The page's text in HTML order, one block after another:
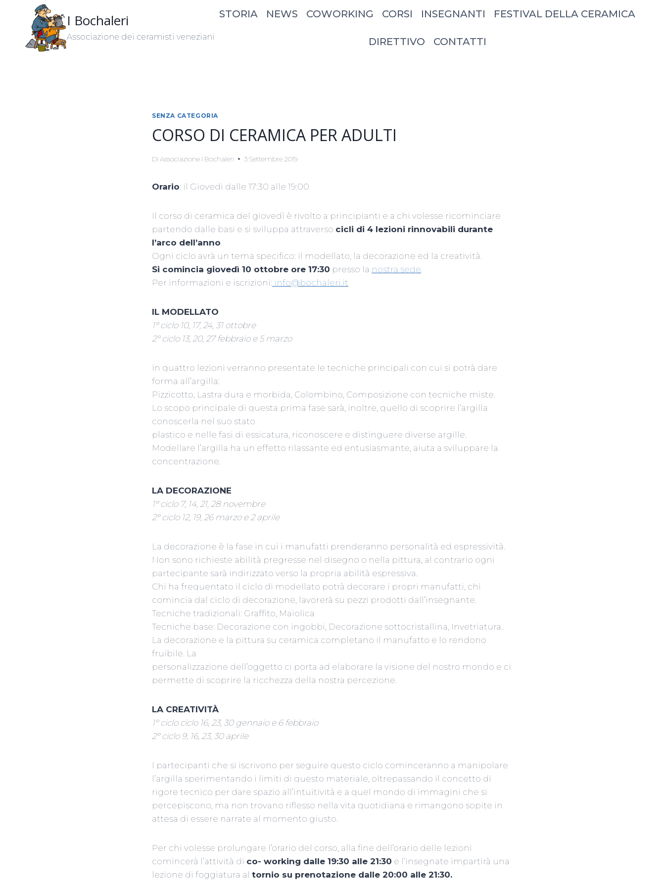
contenuto
I Bochaleri
Associazione dei ceramisti veneziani
STORIA NEWS COWORKING CORSI INSEGNANTI FESTIVAL DELLA CERAMICA
DIRETTIVO CONTATTI
SENZA CATEGORIA
CORSO DI CERAMICA PER ADULTI
Di Associazione I Bochaleri 3 Settembre 2019
Orario: il Giovedi dalle 17:30 alle 19:00
Il corso di ceramica del giovedì è rivolto a principianti e a chi volesse ricominciare
partendo dalle basi e si sviluppa attraverso cicli di 4 lezioni rinnovabili durante
l’arco dell’anno
Ogni ciclo avrà un tema specifico: il modellato, la decorazione ed la creatività.
Si comincia giovedì 10 ottobre ore 17:30 presso la nostra sede
Per informazioni e iscrizioni: info@bochaleri.it
IL MODELLATO
1° ciclo 10, 17, 24, 31 ottobre
2° ciclo 13, 20, 27 febbraio e 5 marzo
in quattro lezioni verranno presentate le tecniche principali con cui si potrà dare
forma all’argilla:
Pizzicotto, Lastra dura e morbida, Colombino, Composizione con tecniche miste.
Lo scopo principale di questa prima fase sarà, inoltre, quello di scoprire l’argilla
conoscerla nel suo stato
plastico e nelle fasi di essicatura, riconoscere e distinguere diverse argille.
Modellare l’argilla ha un effetto rilassante ed entusiasmante, aiuta a sviluppare la
concentrazione.
LA DECORAZIONE
1° ciclo 7, 14, 21, 28 novembre
2° ciclo 12, 19, 26 marzo e 2 aprile
La decorazione è la fase in cui i manufatti prenderanno personalità ed espressività.
Non sono richieste abilità pregresse nel disegno o nella pittura, al contrario ogni
partecipante sarà indirizzato verso la propria abilità espressiva.
Chi ha frequentato il ciclo di modellato potrà decorare i propri manufatti, chi
comincia dal ciclo di decorazione, lavorerà su pezzi prodotti dall’insegnante.
Tecniche tradizionali: Graffito, Maiolica
Tecniche base: Decorazione con ingobbi, Decorazione sottocristallina, Invetriatura.
La decorazione e la pittura su ceramica completano il manufatto e lo rendono
fruibile. La
personalizzazione dell’oggetto ci porta ad elaborare la visione del nostro mondo e ci
permette di scoprire la ricchezza della nostra percezione.
LA CREATIVITÀ
1° ciclo ciclo 16, 23, 30 gennaio e 6 febbraio
2° ciclo 9, 16, 23, 30 aprile
I partecipanti che si iscrivono per seguire questo ciclo cominceranno a manipolare
l’argilla sperimentando i limiti di questo materiale, oltrepassando il concetto di
rigore tecnico per dare spazio all’intuitività e a quel mondo di immagini che si
percepiscono, ma non trovano riflesso nella vita quotidiana e rimangono sopite in
attesa di essere narrate al momento giusto.
Per chi volesse prolungare l’orario del corso, alla fine dell’orario delle lezioni
comincerà l’attività di co- working dalle 19:30 alle 21:30 e l’insegnate impartirà una
lezione di foggiatura al tornio su prenotazione dalle 20:00 alle 21:30.